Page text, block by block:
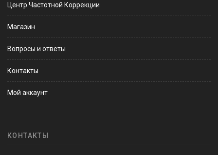
Центр Частотной Коррекции
Магазин
Вопросы и ответы
Контакты
Мой аккаунт
КОНТАКТЫ